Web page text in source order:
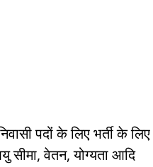
पदों के लिए भर्ती के लिए
सीमा, वेतन, योग्यता आदि